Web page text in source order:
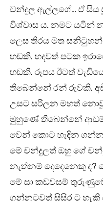
චන්දුල ඇල්ලගේ… ඒ සිය
විශ්වාස ය. නමට යටින්
ලෙස තිරය මත සනිටුහන්
හඬකි. හදවත් පටක
හඬකි. රූපය ඊටත්
තිබෙන්නේ රන් රුවකි.
උසට සරිලන මහත් නොවූ
මුහුණේ තිබෙන්නේ
වෙන් කොට හැඳින
මේ චන්දුලත් ඔහු ගේ
නැත්නම් දෙදෙනෙකු ද?
මේ සා කඩවසම්
ගන්නටවත් සිසිර ට